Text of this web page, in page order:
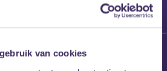
van cookies
27 maart 2026
Willem’s Blog: